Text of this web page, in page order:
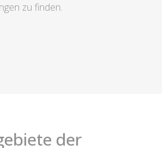
zu finden.
der